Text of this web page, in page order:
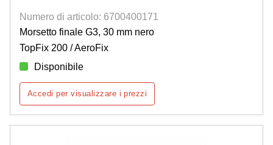
Numero di articolo: 6700400171
Morsetto finale G3, 30 mm nero
TopFix 200 / AeroFix
Disponibile
Accedi per visualizzare i prezzi